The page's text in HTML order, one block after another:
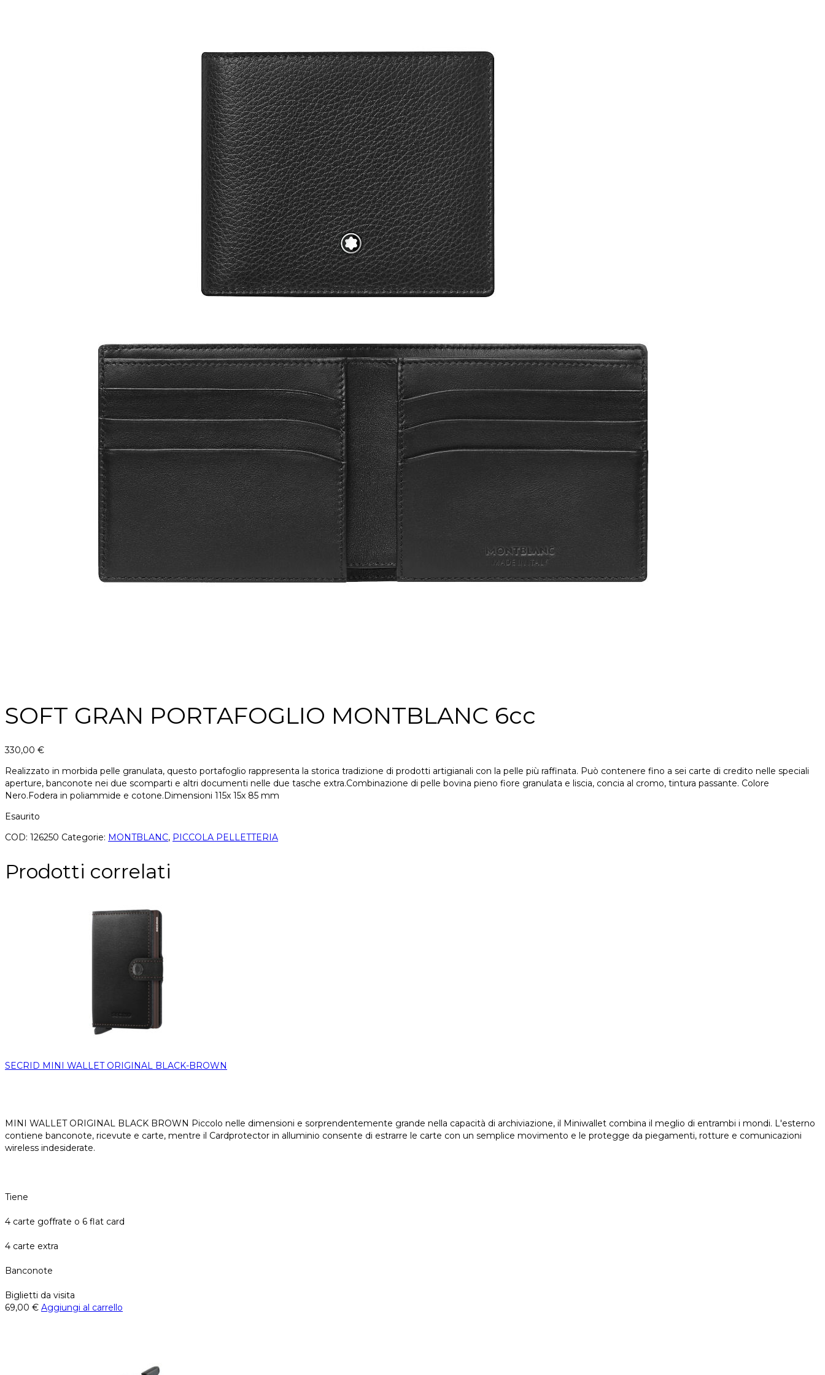
SOFT GRAN PORTAFOGLIO MONTBLANC 6cc
330,00 €
Realizzato in morbida pelle granulata, questo portafoglio rappresenta la storica tradizione di prodotti artigianali con la pelle più raffinata. Può contenere fino a sei carte di credito nelle speciali
aperture, banconote nei due scomparti e altri documenti nelle due tasche extra.Combinazione di pelle bovina pieno fiore granulata e liscia, concia al cromo, tintura passante. Colore
Nero.Fodera in poliammide e cotone.Dimensioni 115x 15x 85 mm
Esaurito
COD: 126250 Categorie: MONTBLANC, PICCOLA PELLETTERIA
Prodotti correlati
SECRID MINI WALLET ORIGINAL BLACK-BROWN
MINI WALLET ORIGINAL BLACK BROWN Piccolo nelle dimensioni e sorprendentemente grande nella capacità di archiviazione, il Miniwallet combina il meglio di entrambi i mondi. L'esterno
contiene banconote, ricevute e carte, mentre il Cardprotector in alluminio consente di estrarre le carte con un semplice movimento e le protegge da piegamenti, rotture e comunicazioni
wireless indesiderate.
Tiene
4 carte goffrate o 6 flat card
4 carte extra
Banconote
Biglietti da visita
69,00 € Aggiungi al carrello